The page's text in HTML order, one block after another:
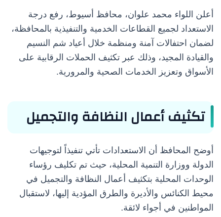
أعلن اللواء محمد علوان، محافظ أسيوط، رفع درجة
الاستعداد لجميع القطاعات الخدمية والتنفيذية بالمحافظة،
لضمان احتفالات آمنة ومنظمة خلال أعياد شم النسيم
والقيادة المجيد، وذلك عبر تكثيف الحملات الرقابية على
الأسواق وتعزيز الخدمات الصحية والمرورية.
تكثيف أعمال النظافة والتجميل
أوضح المحافظ أن الاستعدادات تأتي تنفيذاً لتوجيهات
الدولة ووزارة التنمية المحلية، حيث تم تكليف رؤساء
الوحدات المحلية بتكثيف أعمال النظافة والتجميل في
محيط الكنائس والأديرة والطرق المؤدية إليها، لاستقبال
المواطنين في أجواء لائقة.